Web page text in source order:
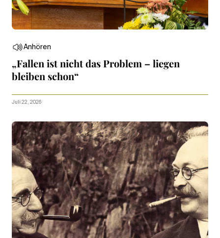
Anhören
„Fallen ist nicht das Problem – liegen
bleiben schon“
Juli 22, 2026